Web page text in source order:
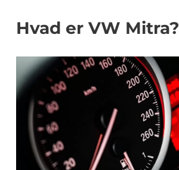
Hvad er VW Mitra?